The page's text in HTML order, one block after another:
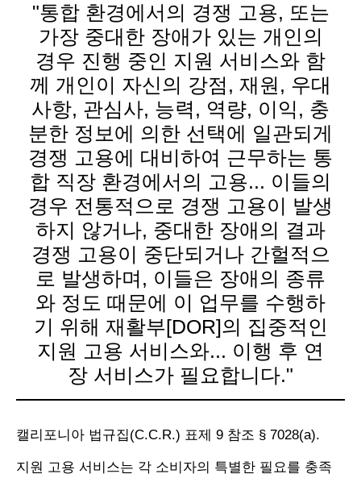
"통합 환경에서의 경쟁 고용, 또는
가장 중대한 장애가 있는 개인의
경우 진행 중인 지원 서비스와 함
께 개인이 자신의 강점, 재원, 우대
사항, 관심사, 능력, 역량, 이익, 충
분한 정보에 의한 선택에 일관되게
경쟁 고용에 대비하여 근무하는 통
합 직장 환경에서의 고용... 이들의
경우 전통적으로 경쟁 고용이 발생
하지 않거나, 중대한 장애의 결과
경쟁 고용이 중단되거나 간헐적으
로 발생하며, 이들은 장애의 종류
와 정도 때문에 이 업무를 수행하
기 위해 재활부[DOR]의 집중적인
지원 고용 서비스와... 이행 후 연
장 서비스가 필요합니다."
캘리포니아 법규집(C.C.R.) 표제 9 참조 § 7028(a).
지원 고용 서비스는 각 소비자의 특별한 필요를 충족